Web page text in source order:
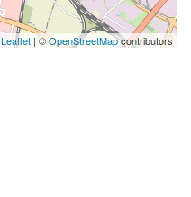
Leaflet | ©OpenStreetMapcontributors